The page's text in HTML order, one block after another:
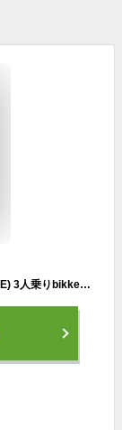
子ども乗せ電動自転車 ブリヂストン(BRIDGESTONE) 3人乗りbikke MOB dd （ビッケモブdd） E.Xモルベージュ 20インチ 2023年モデル BM0B43